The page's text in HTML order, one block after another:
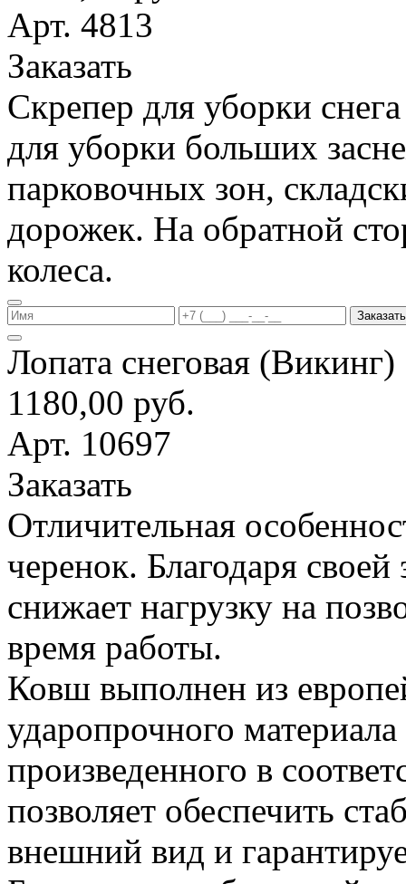
Арт. 4813
Заказать
Скрепер для уборки
для уборки больших
парковочных зон,
дорожек. На обратной
колеса.
Заказать
Лопата снеговая
1180,00 руб.
Арт. 10697
Заказать
Отличительная
черенок. Благодаря
снижает нагрузку на
время работы.
Ковш выполнен из
ударопрочного
произведенного в
позволяет обеспечить
внешний вид и